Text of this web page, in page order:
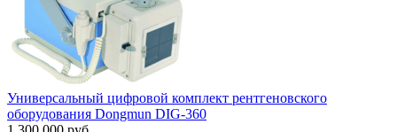
Универсальный цифровой комплект рентгеновского
оборудования Dongmun DIG-360